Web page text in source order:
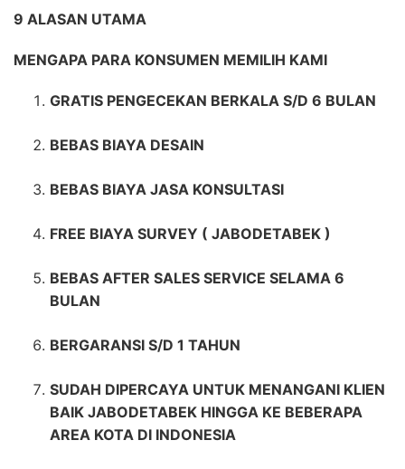
9 ALASAN UTAMA
MENGAPA PARA KONSUMEN MEMILIH KAMI
GRATIS PENGECEKAN BERKALA S/D 6 BULAN
BEBAS BIAYA DESAIN
BEBAS BIAYA JASA KONSULTASI
FREE BIAYA SURVEY ( JABODETABEK )
BEBAS AFTER SALES SERVICE SELAMA 6
BULAN
BERGARANSI S/D 1 TAHUN
SUDAH DIPERCAYA UNTUK MENANGANI KLIEN
BAIK JABODETABEK HINGGA KE BEBERAPA
AREA KOTA DI INDONESIA